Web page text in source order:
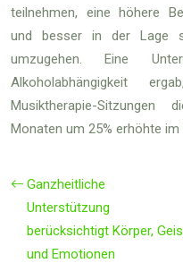
teilnehmen, eine höhere
und besser in der Lage
umzugehen. Eine
Alkoholabhängigkeit
Musiktherapie-
Monaten um 25% erhöhte
Ganzheitliche
Unterstützung
berücksichtigt Körper,
und Emotionen